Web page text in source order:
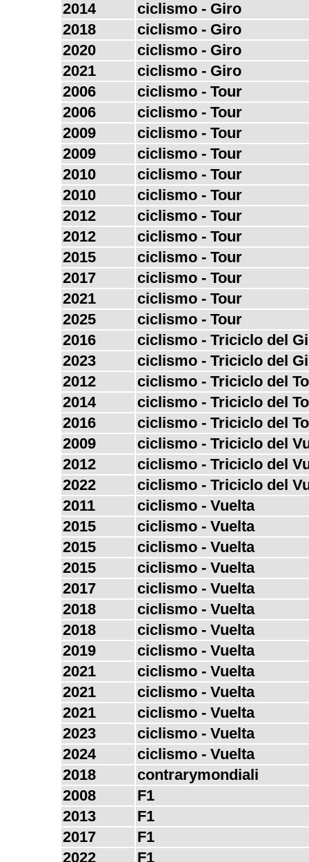
2014
ciclismo - Giro
2018
ciclismo - Giro
2020
ciclismo - Giro
2021
ciclismo - Giro
2006
ciclismo - Tour
2006
ciclismo - Tour
2009
ciclismo - Tour
2009
ciclismo - Tour
2010
ciclismo - Tour
2010
ciclismo - Tour
2012
ciclismo - Tour
2012
ciclismo - Tour
2015
ciclismo - Tour
2017
ciclismo - Tour
2021
ciclismo - Tour
2025
ciclismo - Tour
2016
ciclismo - Triciclo del
2023
ciclismo - Triciclo del
2012
ciclismo - Triciclo del
2014
ciclismo - Triciclo del
2016
ciclismo - Triciclo del
2009
ciclismo - Triciclo del
2012
ciclismo - Triciclo del
2022
ciclismo - Triciclo del
2011
ciclismo - Vuelta
2015
ciclismo - Vuelta
2015
ciclismo - Vuelta
2015
ciclismo - Vuelta
2017
ciclismo - Vuelta
2018
ciclismo - Vuelta
2018
ciclismo - Vuelta
2019
ciclismo - Vuelta
2021
ciclismo - Vuelta
2021
ciclismo - Vuelta
2021
ciclismo - Vuelta
2023
ciclismo - Vuelta
2024
ciclismo - Vuelta
2018
contrarymondiali
2008
F1
2013
F1
2017
F1
2022
F1